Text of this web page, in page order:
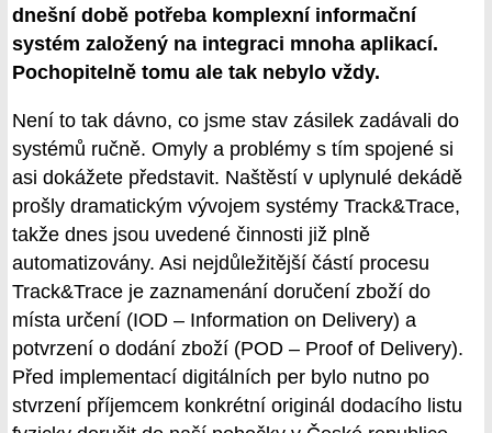
dnešní době potřeba komplexní informační
systém založený na integraci mnoha aplikací.
Pochopitelně tomu ale tak nebylo vždy.
Není to tak dávno, co jsme stav zásilek zadávali do
systémů ručně. Omyly a problémy s tím spojené si
asi dokážete představit. Naštěstí v uplynulé dekádě
prošly dramatickým vývojem systémy Track&Trace,
takže dnes jsou uvedené činnosti již plně
automatizovány. Asi nejdůležitější částí procesu
Track&Trace je zaznamenání doručení zboží do
místa určení (IOD – Information on Delivery) a
potvrzení o dodání zboží (POD – Proof of Delivery).
Před implementací digitálních per bylo nutno po
stvrzení příjemcem konkrétní originál dodacího listu